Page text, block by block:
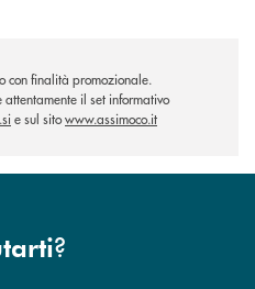
finalità promozionale.
il set informativo
e sul sitowww.assimoco.it
?